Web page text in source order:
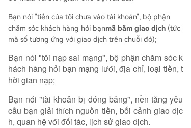
Bạn nói "tiền của tôi chưa vào tài khoản", bộ phận
chăm sóc khách hàng hỏi bạnmã băm giao dịch (tức
mã số tương ứng với giao dịch trên chuỗi đó);
Bạn nói "tôi nạp sai mạng", bộ phận chăm sóc k
hách hàng hỏi bạn mạng lưới, địa chỉ, loại tiền, t
hời gian nạp;
Bạn nói "tài khoản bị đóng băng", nền tảng yêu
cầu bạn giải thích nguồn tiền, bối cảnh giao dịc
h, quan hệ với đối tác, lịch sử giao dịch.